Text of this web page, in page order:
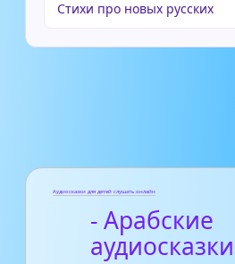
Стихи про новых русских
Аудиосказки для детей слушать онлайн
- Арабские
аудиосказки